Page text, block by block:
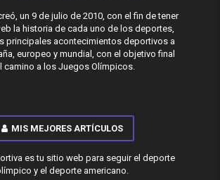
un 9 de julio de 2010, con el fin de tener
la historia de cada uno de los deportes,
principales acontecimientos deportivos a
europeo y mundial, con el objetivo final
camino a los Juegos Olímpicos.
MIS MEJORES ARTÍCULOS
es tu sitio web para seguir el deporte
y el deporte americano.